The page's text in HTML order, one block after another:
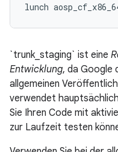
`trunk_staging` ist eine
Entwicklung, da Google
allgemeinen
verwendet hauptsächlich
Sie Ihren Code mit
zur Laufzeit testen